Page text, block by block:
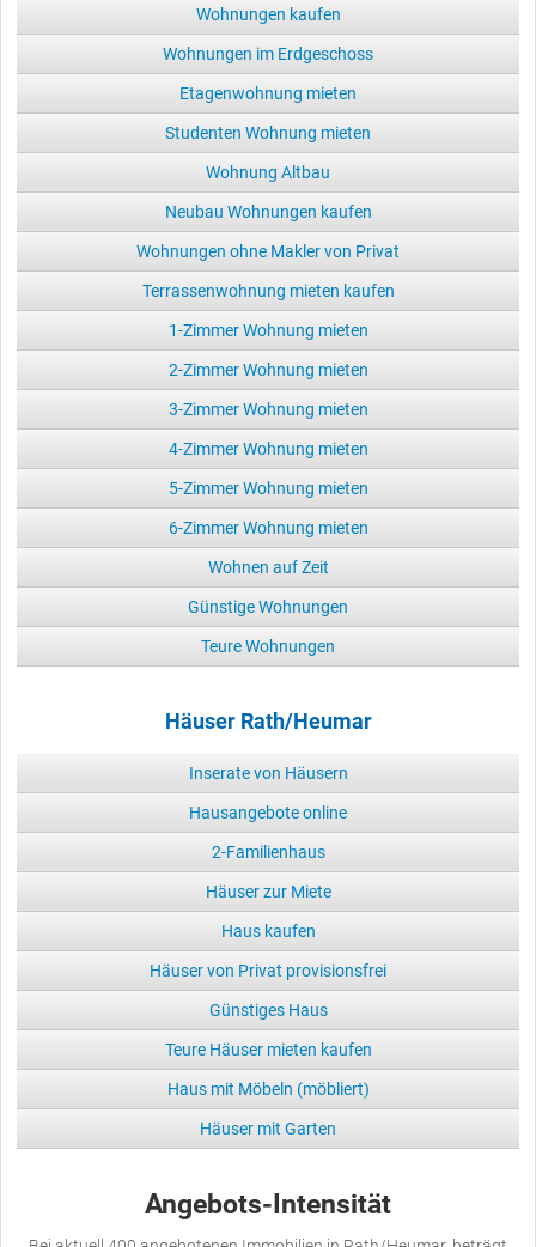
Wohnungen kaufen
Wohnungen im Erdgeschoss
Etagenwohnung mieten
Studenten Wohnung mieten
Wohnung Altbau
Neubau Wohnungen kaufen
Wohnungen ohne Makler von Privat
Terrassenwohnung mieten kaufen
1-Zimmer Wohnung mieten
2-Zimmer Wohnung mieten
3-Zimmer Wohnung mieten
4-Zimmer Wohnung mieten
5-Zimmer Wohnung mieten
6-Zimmer Wohnung mieten
Wohnen auf Zeit
Günstige Wohnungen
Teure Wohnungen
Häuser Rath/Heumar
Inserate von Häusern
Hausangebote online
2-Familienhaus
Häuser zur Miete
Haus kaufen
Häuser von Privat provisionsfrei
Günstiges Haus
Teure Häuser mieten kaufen
Haus mit Möbeln (möbliert)
Häuser mit Garten
Angebots-Intensität